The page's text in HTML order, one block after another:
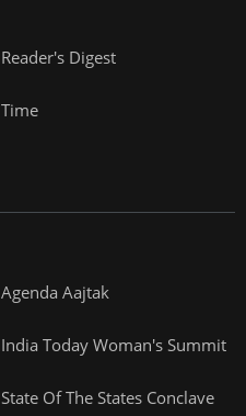
Reader's Digest
Time
Agenda Aajtak
India Today Woman's Summit
State Of The States Conclave